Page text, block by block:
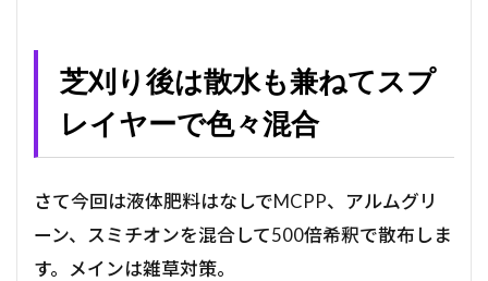
芝刈り後は散水も兼ねてスプ
レイヤーで色々混合
さて今回は液体肥料はなしでMCPP、アルムグリ
ーン、スミチオンを混合して500倍希釈で散布しま
す。メインは雑草対策。